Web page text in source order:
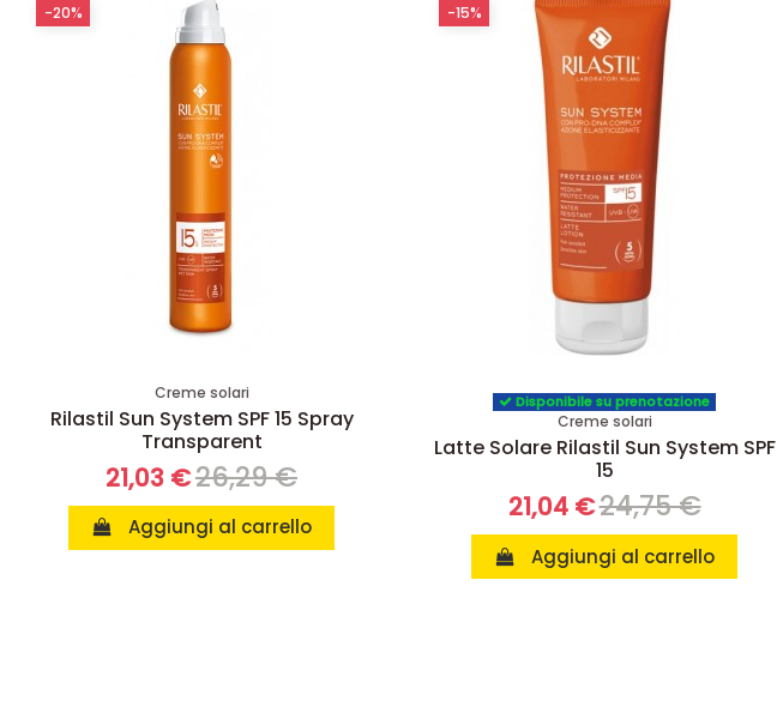
Creme solari
Rilastil Sun System SPF 15 Spray
Transparent
21,03 €26,29 €
Aggiungi al carrello
-20%
Disponibile su prenotazione
Creme solari
Latte Solare Rilastil Sun System SPF
15
21,04 €24,75 €
Aggiungi al carrello
-15%